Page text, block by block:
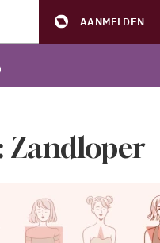
AANMELDEN
Zandloper